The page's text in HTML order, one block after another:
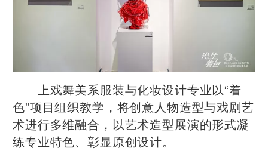
上戏舞美系服装与化妆设计专业以“着
色”项目组织教学，将创意人物造型与戏剧艺
术进行多维融合，以艺术造型展演的形式凝
练专业特色、彰显原创设计。